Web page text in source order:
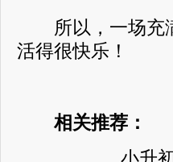
所以，一场充满
活得很快乐！
相关推荐：